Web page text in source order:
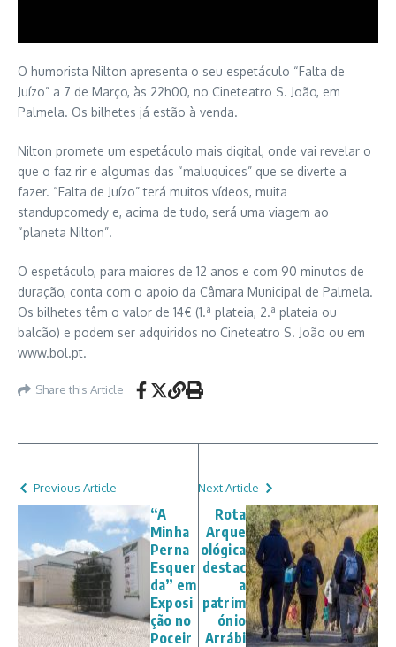
O humorista Nilton apresenta o seu espetáculo “Falta de
Juízo” a 7 de Março, às 22h00, no Cineteatro S. João, em
Palmela. Os bilhetes já estão à venda.
Nilton promete um espetáculo mais digital, onde vai revelar o
que o faz rir e algumas das “maluquices” que se diverte a
fazer. “Falta de Juízo” terá muitos vídeos, muita
standupcomedy e, acima de tudo, será uma viagem ao
“planeta Nilton”.
O espetáculo, para maiores de 12 anos e com 90 minutos de
duração, conta com o apoio da Câmara Municipal de Palmela.
Os bilhetes têm o valor de 14€ (1.ª plateia, 2.ª plateia ou
balcão) e podem ser adquiridos no Cineteatro S. João ou em
www.bol.pt.
Share this Article
Previous Article
“A
Minha
Perna
Esquer
da” em
Exposi
ção no
Poceir
Next Article
Rota
Arque
ológica
destac
a
patrim
ónio
Arrábi